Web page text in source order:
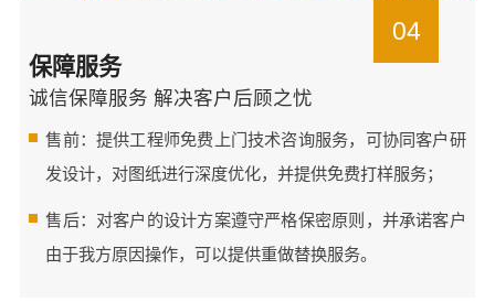
04
保障服务
诚信保障服务 解决客户后顾之忧
售前：提供工程师免费上门技术咨询服务，可协同客户研
发设计，对图纸进行深度优化，并提供免费打样服务；
售后：对客户的设计方案遵守严格保密原则，并承诺客户
由于我方原因操作，可以提供重做替换服务。